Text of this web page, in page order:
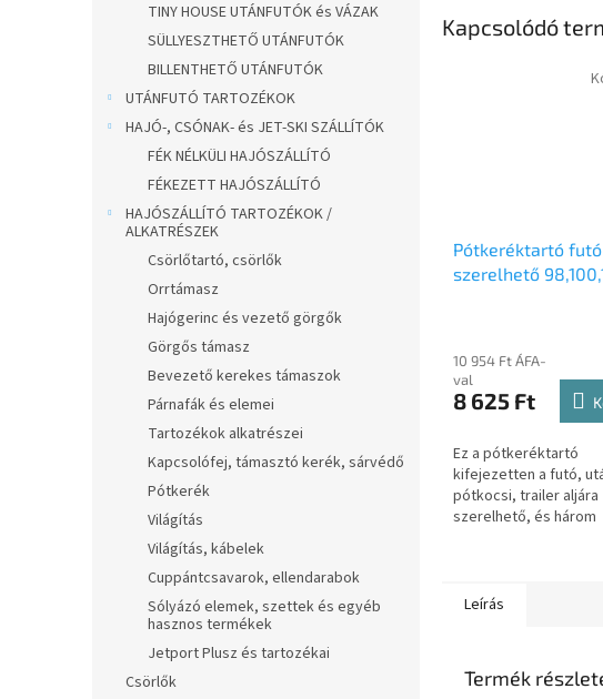
TINY HOUSE UTÁNFUTÓK és VÁZAK
SÜLLYESZTHETŐ UTÁNFUTÓK
BILLENTHETŐ UTÁNFUTÓK
UTÁNFUTÓ TARTOZÉKOK
HAJÓ-, CSÓNAK- és JET-SKI SZÁLLÍTÓK
FÉK NÉLKÜLI HAJÓSZÁLLÍTÓ
FÉKEZETT HAJÓSZÁLLÍTÓ
HAJÓSZÁLLÍTÓ TARTOZÉKOK /
ALKATRÉSZEK
Csörlőtartó, csörlők
Orrtámasz
Hajógerinc és vezető görgők
Görgős támasz
Bevezető kerekes támaszok
Párnafák és elemei
Tartozékok alkatrészei
Kapcsolófej, támasztó kerék, sárvédő
Pótkerék
Világítás
Világítás, kábelek
Cuppántcsavarok, ellendarabok
Sólyázó elemek, szettek és egyéb
hasznos termékek
Jetport Plusz és tartozékai
Csörlők
Kapcsolódó
Pótkeréktartó
szerelhető
10 954 Ft ÁFA-
val
8 625 Ft
Ez a pótkeréktartó
kifejezetten a futó,
pótkocsi, trailer aljára
szerelhető, és három
Leírás
Termék